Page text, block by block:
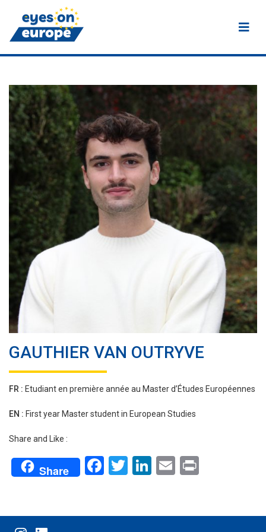
Eyes on Europe
GAUTHIER VAN OUTRYVE
FR : Etudiant en première année au Master d’Études Européennes
EN : First year Master student in European Studies
Share and Like :
Share Facebook
Twitter
LinkedIn
Email